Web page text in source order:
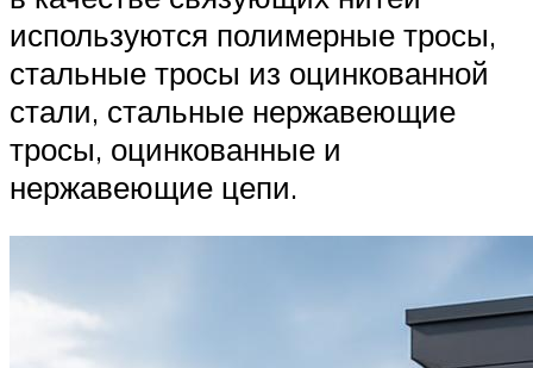
используются полимерные тросы,
стальные тросы из оцинкованной
стали, стальные нержавеющие
тросы, оцинкованные и
нержавеющие цепи.